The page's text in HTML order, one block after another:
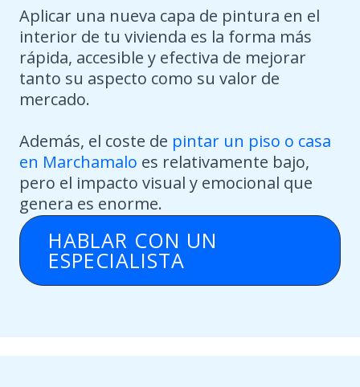
Aplicar una nueva capa de pintura en el
interior de tu vivienda es la forma más
rápida, accesible y efectiva de mejorar
tanto su aspecto como su valor de
mercado.
Además, el coste de pintar un piso o casa
en Marchamalo es relativamente bajo,
pero el impacto visual y emocional que
genera es enorme.
HABLAR CON UN
ESPECIALISTA